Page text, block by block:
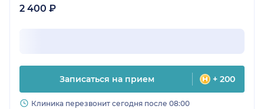
2 400 ₽
Записаться на прием + 200
Клиника перезвонит сегодня после 08:00